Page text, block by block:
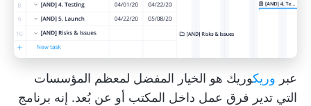
عبر وريكوريك هو الخيار المفضل لمعظم المؤسسات
التي تدير فرق عمل داخل المكتب أو عن بُعد. إنه برنامج